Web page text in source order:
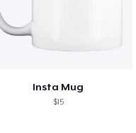
Insta Mug
$15